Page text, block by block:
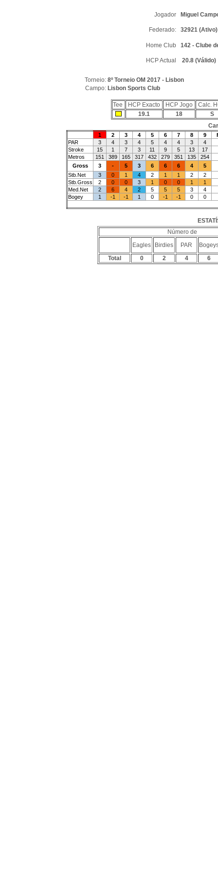
Jogador Miguel
Federado: 32921 (Ativo)
Home Club 142 - Clube
HCP Actual 20.8 (Válido)
Torneio: 8º Torneio OM 2017 - Lisbon
Campo: Lisbon Sports Club
Tee HCP Exacto HCP Jogo
Calc.
19.1
18
S
1 2 3 4 5 6 7 8 9
PAR
3 4 3 4 5 4 4 3
4
Stroke
15 1 7 3 11 9 5 13
17
Metros
151 389 165 317 432 279 351 135 254
Gross
3 - 5 3 6 6 6 4
5
Stb.Net
3 0 1 4 2 1 1 2
2
Stb.Gross
2 0 0 3 1 0 0 1
1
Med.Net
2 6 4 2 5 5 5 3
4
Bogey
1 -1 -1 1 0 -1 -1 0 0
Número de
Eagles
Birdies PAR
Total
0 2 4 6